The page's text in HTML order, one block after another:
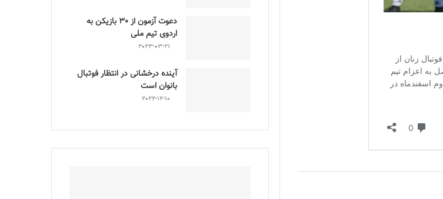
دعوت آزمون از 30 بازیکن به
اردوی تیم ملی
2023-03-21
آینده درخشانی در انتظار فوتبال
بانوان است
2022-12-10